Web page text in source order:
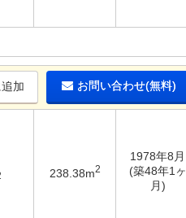
加 お問い合わせ(無料)
238.38m2
1978年8月
(築48年1ヶ
月)